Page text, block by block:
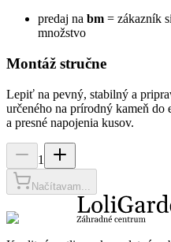
predaj na bm = zákazník
množstvo
Montáž stručne
Lepiť na pevný, stabilný a
určeného na prírodný kameň
a presné napojenia kusov.
1
Načítavam...